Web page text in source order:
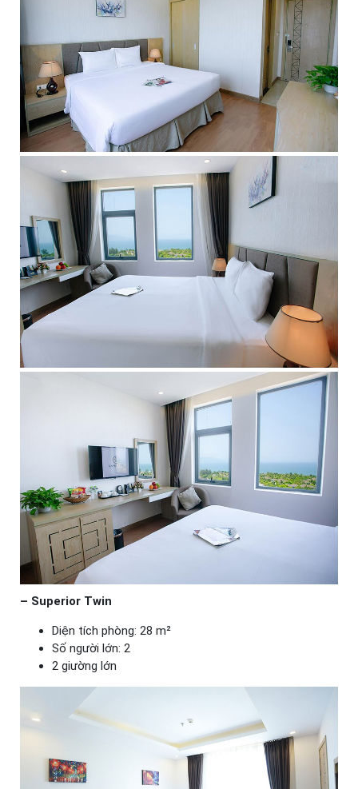
– Superior Twin
Diện tích phòng: 28 m²
Số người lớn: 2
2 giường lớn